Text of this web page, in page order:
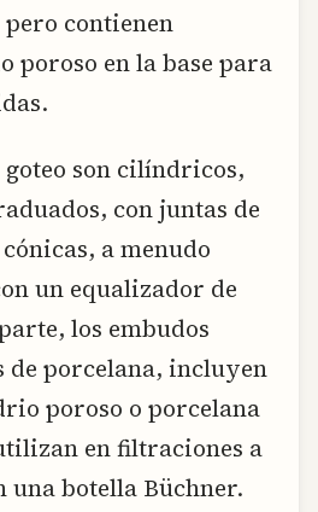
contienen
poroso en la base para
goteo son cilíndricos,
con juntas de
a menudo
un equalizador de
los embudos
de porcelana, incluyen
poroso o porcelana
en filtraciones a
una botella Büchner.